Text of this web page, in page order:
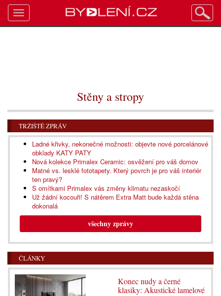
Stěny a stropy
TRŽIŠTĚ ZPRÁV
Ladné křivky, nekonečné možnosti: objevte nové porcelánové
obklady KATY PATY
Nová kolekce Primalex Ceramic: osvěžení pro váš domov
Matné vs. lesklé fototapety. Který povrch je pro váš interiér
ten pravý?
S omítkami Primalex vás změny klimatu nezaskočí
Už žádní kocouři! S nátěrem Extra Matt bude každá stěna
dokonalá
všechny zprávy
ČLÁNKY
Konec nudy a černé
klasiky: Akustické lamelové
Toggle
navigation